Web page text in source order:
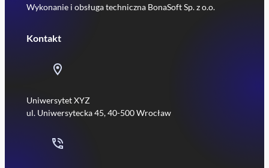
Wykonanie i obsługa techniczna BonaSoft Sp. z o.o.
Kontakt
Uniwersytet XYZ
ul. Uniwersytecka 45, 40-500 Wrocław